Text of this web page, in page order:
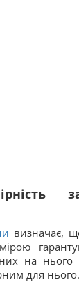
визначає,
на нього
для нього.